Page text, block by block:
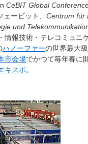
CeBIT Global
ェービット、 Centrum für
und T
情報技術・テレコミュニ
ハノーファーの世界最大
市会場でかつて毎年春に
キスポ。